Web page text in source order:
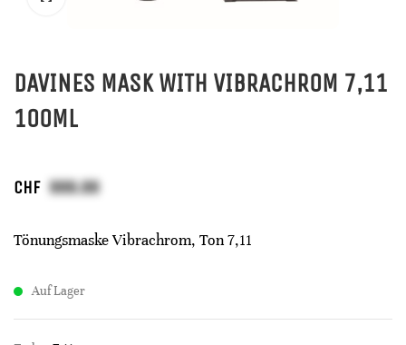
DAVINES MASK WITH VIBRACHROM 7,11
100ML
CHF
Tönungsmaske Vibrachrom, Ton 7,11
Auf Lager